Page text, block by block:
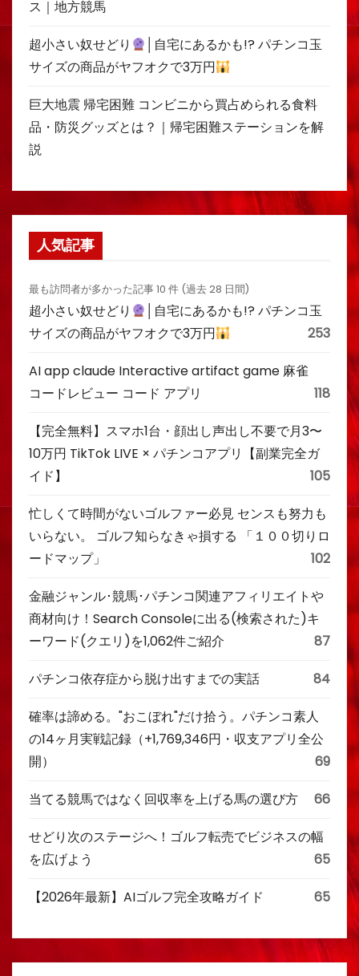
ス｜地方競馬
超小さい奴せどり
│自宅にあるかも!? パチンコ玉
サイズの商品がヤフオクで3万円
巨大地震 帰宅困難 コンビニから買占められる食料
品・防災グッズとは？｜帰宅困難ステーションを解
説
人気記事
最も訪問者が多かった記事 10 件 (過去 28 日間)
超小さい奴せどり
│自宅にあるかも!? パチンコ玉
サイズの商品がヤフオクで3万円
253
AI app claude Interactive artifact game 麻雀
コードレビュー コード アプリ
118
【完全無料】スマホ1台・顔出し声出し不要で月3〜
10万円 TikTok LIVE × パチンコアプリ【副業完全ガ
イド】
105
忙しくて時間がないゴルファー必見 センスも努力も
いらない。 ゴルフ知らなきゃ損する 「１００切りロ
ードマップ」
102
金融ジャンル･競馬･パチンコ関連アフィリエイトや
商材向け！Search Consoleに出る(検索された)キ
ーワード(クエリ)を1,062件ご紹介
87
パチンコ依存症から脱け出すまでの実話 84
確率は諦める。"おこぼれ"だけ拾う。パチンコ素人
の14ヶ月実戦記録（+1,769,346円・収支アプリ全公
開）
69
当てる競馬ではなく回収率を上げる馬の選び方 66
せどり次のステージへ！ゴルフ転売でビジネスの幅
を広げよう
65
【2026年最新】AIゴルフ完全攻略ガイド 65